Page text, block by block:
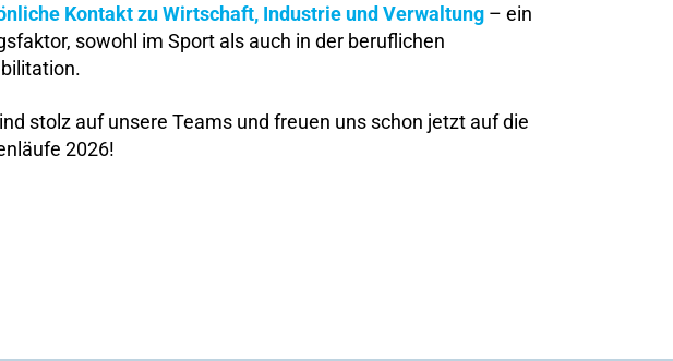
Kontakt zu Wirtschaft, Industrie und Verwaltung – ein
sowohl im Sport als auch in der beruflichen
stolz auf unsere Teams und freuen uns schon jetzt auf die
2026!